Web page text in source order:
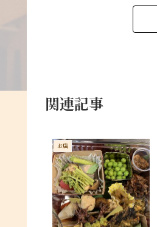
関連記事
お店